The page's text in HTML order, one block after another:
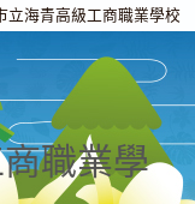
立海青高級工商職業學校
職業學